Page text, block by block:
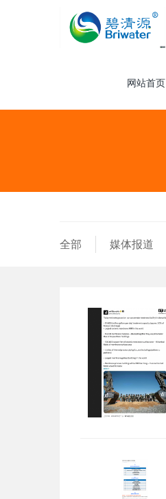
网站首页
全部 媒体报道